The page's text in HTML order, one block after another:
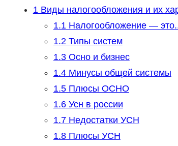
1Виды налогообложения и их
1.1Налогообложение —
1.2Типы систем
1.3Осно и бизнес
1.4Минусы общей системы
1.5Плюсы ОСНО
1.6Усн в россии
1.7Недостатки УСН
1.8Плюсы УСН